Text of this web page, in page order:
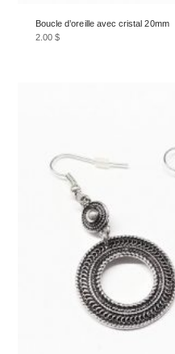
Boucle d’oreille avec cristal 20mm
2.00$